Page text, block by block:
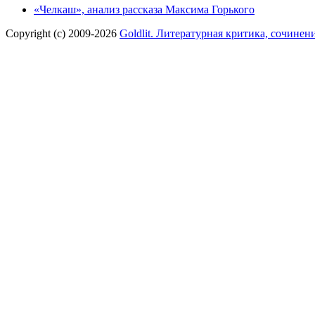
«Челкаш», анализ рассказа Максима Горького
Copyright (c) 2009-2026 Goldlit. Литературная критика,